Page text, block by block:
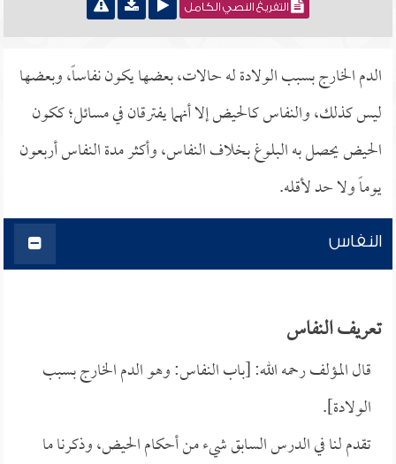
التفريغ النصي الكامل
الدم الخارج بسبب الولادة له حالات، بعضها يكون نفاساً، وبعضها
ليس كذلك، والنفاس كالحيض إلا أنهما يفترقان في مسائل؛ ككون
الحيض يحصل به البلوغ بخلاف النفاس، وأكثر مدة النفاس أربعون
يوماً ولا حد لأقله.
النفاس
تعريف النفاس
قال المؤلف رحمه الله: [باب النفاس: وهو الدم الخارج بسبب
الولادة].
تقدم لنا في الدرس السابق شيء من أحكام الحيض، وذكرنا ما